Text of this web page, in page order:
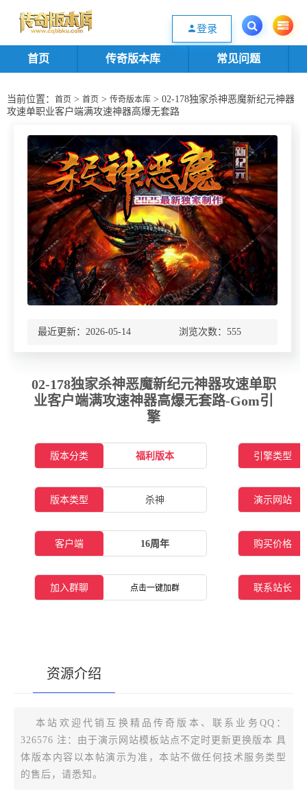
欢迎您光临传奇版本库资源下载站，一个优质的传奇版本源码基地。欢迎选购
登录
首页 传奇版本库 常见问题
当前位置： 首页 > 首页 > 传奇版本库 > 02-178独家杀神恶魔新纪元神器
攻速单职业客户端满攻速神器高爆无套路
最近更新：2026-05-14 浏览次数： 555
02-178独家杀神恶魔新纪元神器攻速单职
业客户端满攻速神器高爆无套路-Gom引
擎
版本分类 福利版本 引擎类型
版本类型 杀神 演示网站
客户端 16周年 购买价格
加入群聊 点击一键加群 联系站长
资源介绍
[复制版本链接]
本站欢迎代销互换精品传奇版本、联系业务QQ：
326576 注：由于演示网站模板站点不定时更新更换版本 具
体版本内容以本帖演示为准，本站不做任何技术服务类型
的售后，请悉知。